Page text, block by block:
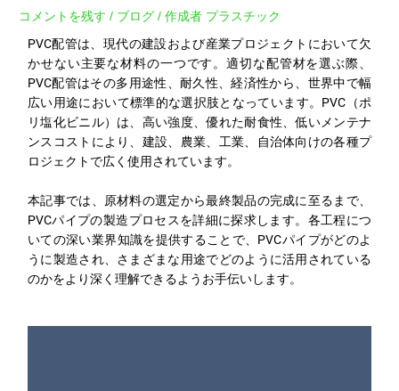
コメントを残す / ブログ / 作成者 プラスチック
PVC配管は、現代の建設および産業プロジェクトにおいて欠
かせない主要な材料の一つです。適切な配管材を選ぶ際、
PVC配管はその多用途性、耐久性、経済性から、世界中で幅
広い用途において標準的な選択肢となっています。PVC（ポ
リ塩化ビニル）は、高い強度、優れた耐食性、低いメンテナ
ンスコストにより、建設、農業、工業、自治体向けの各種プ
ロジェクトで広く使用されています。
本記事では、原材料の選定から最終製品の完成に至るまで、
PVCパイプの製造プロセスを詳細に探求します。各工程につ
いての深い業界知識を提供することで、PVCパイプがどのよ
うに製造され、さまざまな用途でどのように活用されている
のかをより深く理解できるようお手伝いします。